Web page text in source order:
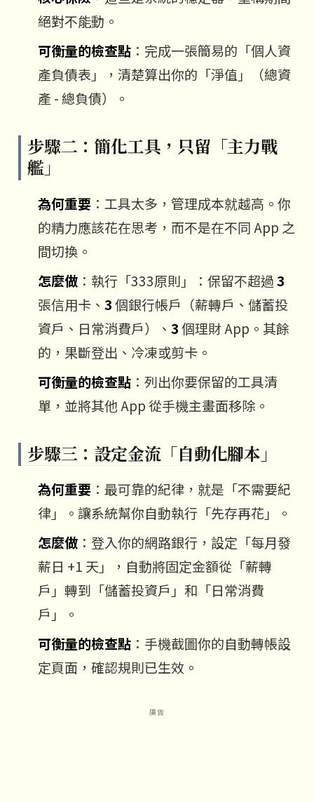
絕對不能動。
可衡量的檢查點：完成一張簡易的「個人資
產負債表」，清楚算出你的「淨值」（總資
產 - 總負債）。
步驟二：簡化工具，只留「主力戰
艦」
為何重要：工具太多，管理成本就越高。你
的精力應該花在思考，而不是在不同 App 之
間切換。
怎麼做：執行「333原則」：保留不超過3
張信用卡、 3個銀行帳戶（薪轉戶、儲蓄投
資戶、日常消費戶）、 3個理財 App。其餘
的，果斷登出、冷凍或剪卡。
可衡量的檢查點：列出你要保留的工具清
單，並將其他 App 從手機主畫面移除。
步驟三：設定金流「自動化腳本」
為何重要：最可靠的紀律，就是「不需要紀
律」。讓系統幫你自動執行「先存再花」。
怎麼做：登入你的網路銀行，設定「每月發
薪日 +1 天」，自動將固定金額從「薪轉
戶」轉到「儲蓄投資戶」和「日常消費
戶」。
可衡量的檢查點：手機截圖你的自動轉帳設
定頁面，確認規則已生效。